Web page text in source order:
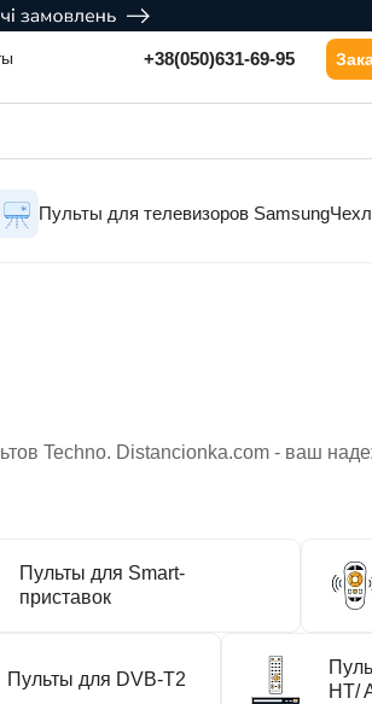
+38(050)631-69-95
Пульты для телевизоров Samsung
Techno. Distancionka.com - ваш
Пульты для Smart-
приставок
Пульты для DVB-T2
HT/